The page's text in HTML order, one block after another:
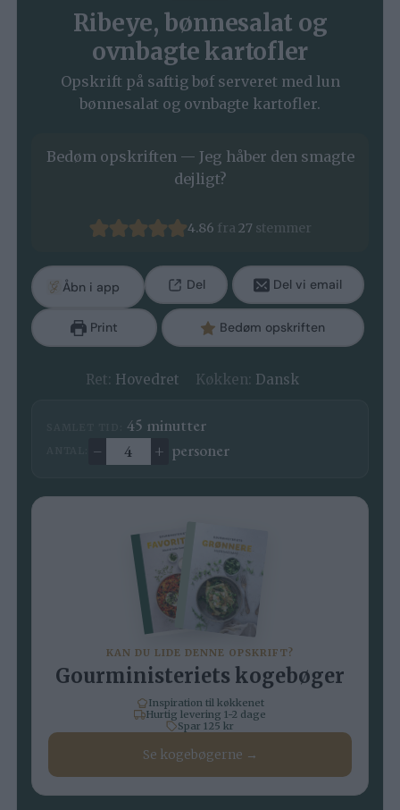
Ribeye, bønnesalat og
ovnbagte kartofler
Opskrift på saftig bøf serveret med lun
bønnesalat og ovnbagte kartofler.
Bedøm opskriften — Jeg håber den smagte
dejligt?
4.86 fra 27 stemmer
Åbn i app Del Del vi email
Print Bedøm opskriften
Ret: Hovedret Køkken: Dansk
45minutter
minutter
Ændre antal
– + personer
KAN DU LIDE DENNE OPSKRIFT?
Gourministeriets kogebøger
Inspiration til køkkenet
Hurtig levering 1-2 dage
Spar 125 kr
Se kogebøgerne →